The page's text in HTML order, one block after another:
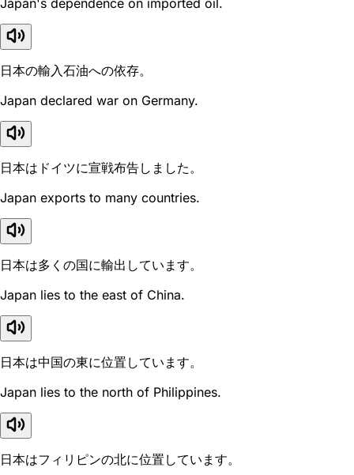
Japan's dependence on imported oil.
日本の輸入石油への依存。
Japan declared war on Germany.
日本はドイツに宣戦布告しました。
Japan exports to many countries.
日本は多くの国に輸出しています。
Japan lies to the east of China.
日本は中国の東に位置しています。
Japan lies to the north of Philippines.
日本はフィリピンの北に位置しています。